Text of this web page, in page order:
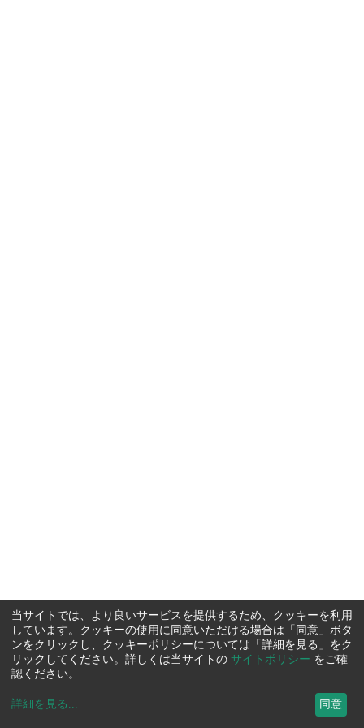
当サイトでは、より良いサービスを提供するため、クッキーを利用
しています。クッキーの使用に同意いただける場合は「同意」ボタ
ンをクリックし、クッキーポリシーについては「詳細を見る」をク
リックしてください。詳しくは当サイトの サイトポリシー をご確
認ください。
詳細を見る ... 同意